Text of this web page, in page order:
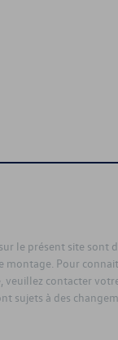
le présent site sont
montage. Pour
veuillez contacter
sujets à des